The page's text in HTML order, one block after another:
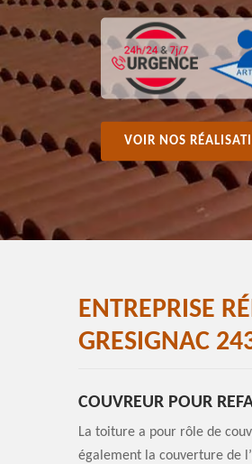
VOIR NOS
ENTREPRISE
GRESIGNAC
COUVREUR POUR
La toiture a pour rôle de
également la couverture de